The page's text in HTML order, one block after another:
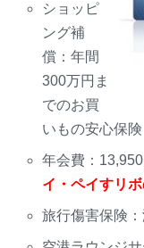
ショッピ
ング補
償：年間
300万円ま
でのお買
いもの安心保険
年会費：13,950
イ・ペイすリボ
旅行傷害保険